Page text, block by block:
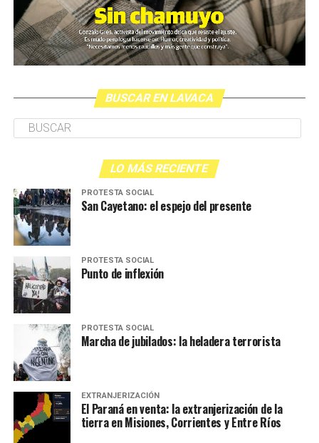
BUSCAR EN LAVACA
LO MÁS RECIENTE
PROTESTA SOCIAL
San Cayetano: el espejo del presente
PROTESTA SOCIAL
Punto de inflexión
PROTESTA SOCIAL
Marcha de jubilados: la heladera terrorista
EXTRANJERIZACIÓN
El Paraná en venta: la extranjerización de la
tierra en Misiones, Corrientes y Entre Ríos